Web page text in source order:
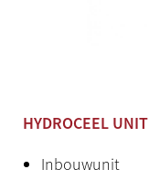
HYDROCEEL UNIT
Inbouwunit